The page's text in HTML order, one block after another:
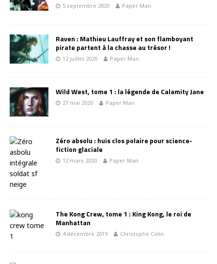
5 septembre 2020 Paper Man
Raven : Mathieu Lauffray et son flamboyant
pirate partent à la chasse au trésor !
12 juillet 2020 Paper Man
Wild West, tome 1 : la légende de Calamity Jane
27 mai 2020 Paper Man
Zéro absolu : huis clos polaire pour science-
fiction glaciale
12 mars 2020 Paper Man
The Kong Crew, tome 1 : King Kong, le roi de
Manhattan
4 décembre 2019 Christophe Colin